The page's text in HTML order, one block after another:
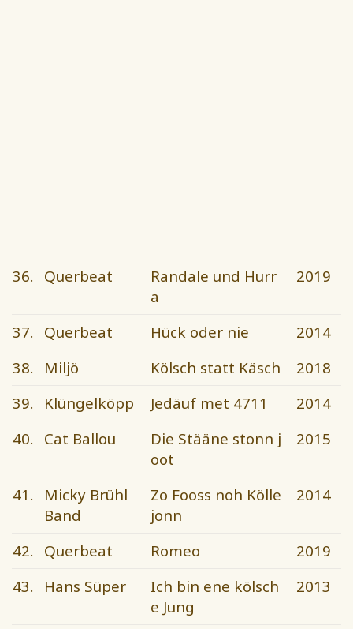
36. Querbeat
Randale und Hurr
a
2019
37. Querbeat Hück oder nie
2014
38.
Miljö Kölsch statt Käsch
2018
39.
Klüngelköpp Jedäuf met 4711
2014
40.
Cat Ballou
Die Stääne stonn j
oot
2015
41.
Micky Brühl
Band
Zo Fooss noh Kölle
jonn
2014
42. Querbeat Romeo
2019
43.
Hans Süper
Ich bin ene kölsch
e Jung
2013